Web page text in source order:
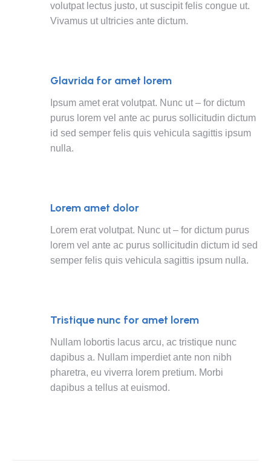
volutpat lectus justo, ut suscipit felis congue ut.
Vivamus ut ultricies ante dictum.
Glavrida for amet lorem
Ipsum amet erat volutpat. Nunc ut – for dictum
purus lorem vel ante ac purus sollicitudin dictum
id sed semper felis quis vehicula sagittis ipsum
nulla.
Lorem amet dolor
Lorem erat volutpat. Nunc ut – for dictum purus
lorem vel ante ac purus sollicitudin dictum id sed
semper felis quis vehicula sagittis ipsum nulla.
Tristique nunc for amet lorem
Nullam lobortis lacus arcu, ac tristique nunc
dapibus a. Nullam imperdiet ante non nibh
pharetra, eu viverra lorem pretium. Morbi
dapibus a tellus at euismod.